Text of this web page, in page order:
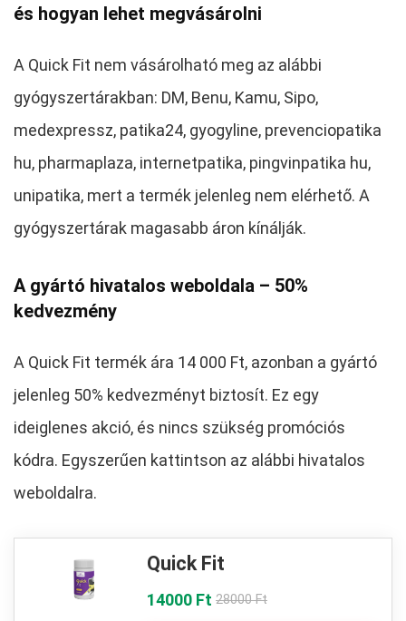
és hogyan lehet megvásárolni
A Quick Fit nem vásárolható meg az alábbi
gyógyszertárakban: DM, Benu, Kamu, Sipo,
medexpressz, patika24, gyogyline, prevenciopatika
hu, pharmaplaza, internetpatika, pingvinpatika hu,
unipatika, mert a termék jelenleg nem elérhető. A
gyógyszertárak magasabb áron kínálják.
A gyártó hivatalos weboldala – 50%
kedvezmény
A Quick Fit termék ára 14 000 Ft, azonban a gyártó
jelenleg 50% kedvezményt biztosít. Ez egy
ideiglenes akció, és nincs szükség promóciós
kódra. Egyszerűen kattintson az alábbi hivatalos
weboldalra.
Quick Fit
14000 Ft 28000 Ft